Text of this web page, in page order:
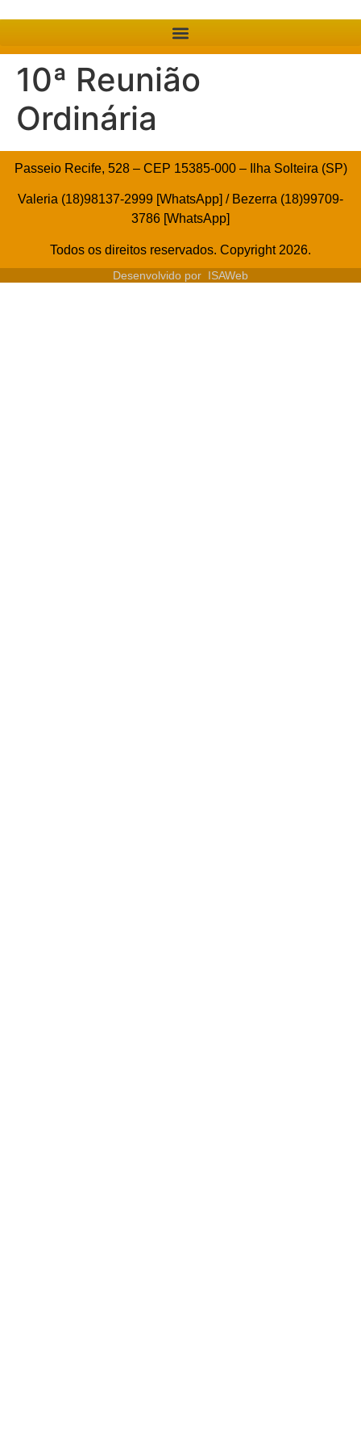
10ª Reunião
Ordinária
Passeio Recife, 528 – CEP 15385-000 – Ilha Solteira (SP)
Valeria (18)98137-2999 [WhatsApp] / Bezerra (18)99709-
3786 [WhatsApp]
Todos os direitos reservados. Copyright 2026.
Desenvolvido por ISAWeb